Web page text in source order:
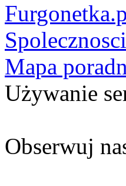
Mapa
Używanie
Obserwuj